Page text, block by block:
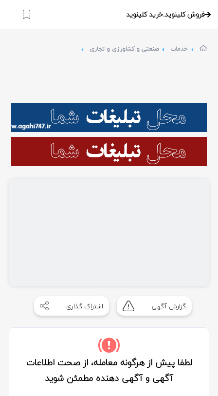
فروش کلینوید.خرید کلینوید
خدمات صنعتی و کشاورزی و تجاری
گزارش آگهی اشتراک گذاری
لطفا پیش از هرگونه معامله، از صحت اطلاعات
آگهی و آگهی دهنده مطمئن شوید